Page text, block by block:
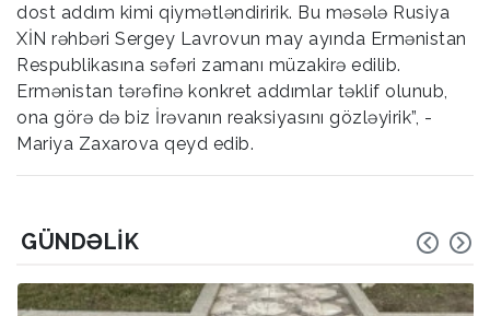
dost addım kimi qiymətləndiririk. Bu məsələ Rusiya
XİN rəhbəri Sergey Lavrovun may ayında Ermənistan
Respublikasına səfəri zamanı müzakirə edilib.
Ermənistan tərəfinə konkret addımlar təklif olunub,
ona görə də biz İrəvanın reaksiyasını gözləyirik”, -
Mariya Zaxarova qeyd edib.
GÜNDƏLIK